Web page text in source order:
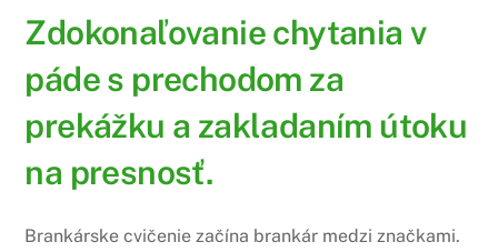
Zdokonaľovanie chytania v
páde s prechodom za
prekážku a zakladaním útoku
na presnosť.
Brankárske cvičenie začína brankár medzi značkami.